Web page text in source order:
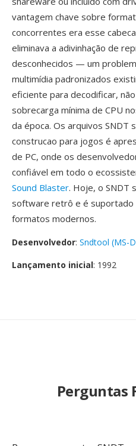
vantagem chave sobre
concorrentes era esse
eliminava a adivinhação de
desconhecidos — um
multimídia padronizados
eficiente para decodificar,
sobrecarga mínima de CPU
da época. Os arquivos SNDT
construcao para jogos é
de PC, onde os
confiável em todo o
Sound Blaster. Hoje, o SNDT
software retrô e é suportado
formatos modernos.
Desenvolvedor: Sndtool (MS-
Lançamento inicial: 1992
Perguntas